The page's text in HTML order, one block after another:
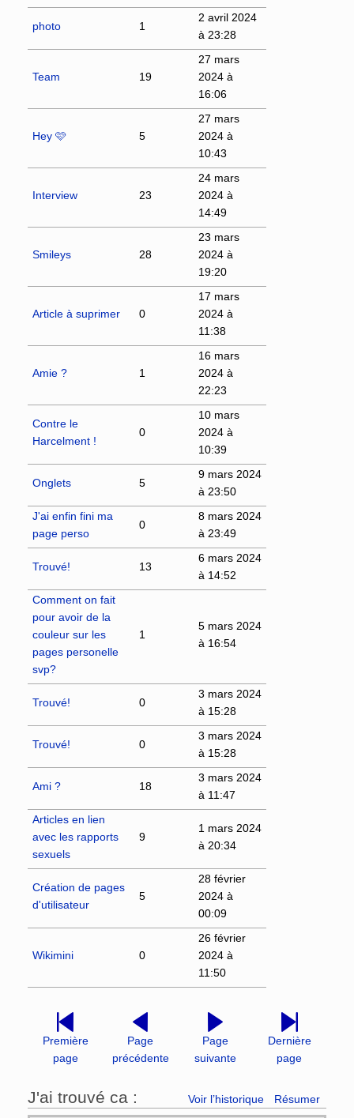
photo 1
2 avril 2024
à 23:28
Team 19
27 mars
2024 à
16:06
Hey 🩷 5
27 mars
2024 à
10:43
Interview 23
24 mars
2024 à
14:49
Smileys 28
23 mars
2024 à
19:20
Article à suprimer 0
17 mars
2024 à
11:38
Amie ? 1
16 mars
2024 à
22:23
Contre le
Harcelment !
0
10 mars
2024 à
10:39
Onglets 5
9 mars 2024
à 23:50
J'ai enfin fini ma
page perso
0
8 mars 2024
à 23:49
Trouvé! 13
6 mars 2024
à 14:52
Comment on fait
pour avoir de la
couleur sur les
pages personelle
svp?
1
5 mars 2024
à 16:54
Trouvé! 0
3 mars 2024
à 15:28
Trouvé! 0
3 mars 2024
à 15:28
Ami ? 18
3 mars 2024
à 11:47
Articles en lien
avec les rapports
sexuels
9
1 mars 2024
à 20:34
Création de pages
d'utilisateur
5
28 février
2024 à
00:09
Wikimini 0
26 février
2024 à
11:50
Première
page
Page
précédente
Page
suivante
Dernière
page
J'ai trouvé ca : Voir l’historique Résumer